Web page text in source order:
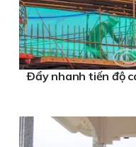
Ðẩy nhanh tiến độ